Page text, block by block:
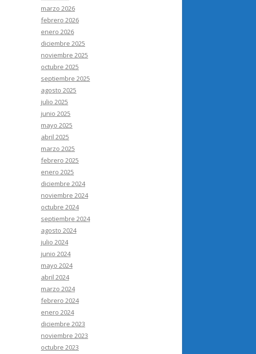
marzo 2026
febrero 2026
enero 2026
diciembre 2025
noviembre 2025
octubre 2025
septiembre 2025
agosto 2025
julio 2025
junio 2025
mayo 2025
abril 2025
marzo 2025
febrero 2025
enero 2025
diciembre 2024
noviembre 2024
octubre 2024
septiembre 2024
agosto 2024
julio 2024
junio 2024
mayo 2024
abril 2024
marzo 2024
febrero 2024
enero 2024
diciembre 2023
noviembre 2023
octubre 2023